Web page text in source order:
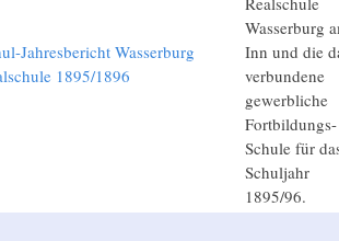
Jahresbericht Wasserburg
1895/1896
Wasserburg
Inn und die
verbundene
gewerbliche
Fortbildungs-
Schule für
Schuljahr
1895/96.